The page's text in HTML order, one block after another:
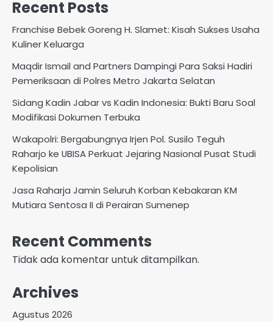
Recent Posts
Franchise Bebek Goreng H. Slamet: Kisah Sukses Usaha
Kuliner Keluarga
Maqdir Ismail and Partners Dampingi Para Saksi Hadiri
Pemeriksaan di Polres Metro Jakarta Selatan
Sidang Kadin Jabar vs Kadin Indonesia: Bukti Baru Soal
Modifikasi Dokumen Terbuka
Wakapolri: Bergabungnya Irjen Pol. Susilo Teguh
Raharjo ke UBISA Perkuat Jejaring Nasional Pusat Studi
Kepolisian
Jasa Raharja Jamin Seluruh Korban Kebakaran KM
Mutiara Sentosa II di Perairan Sumenep
Recent Comments
Tidak ada komentar untuk ditampilkan.
Archives
Agustus 2026